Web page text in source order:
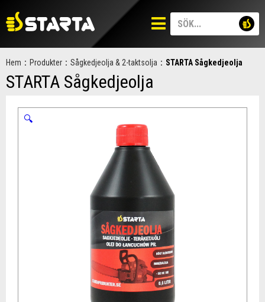
Hem : Produkter : Sågkedjeolja & 2-taktsolja : STARTA Sågkedjeolja
STARTA Sågkedjeolja
🔍